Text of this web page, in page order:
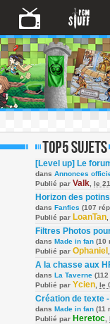
[Level up] Le
dans Annonces
Publié par Valk le
Horizon des potins
dans Fanfics (107
Publié par LoanTan
Filtres Photos
dans Made in fan (10
Publié par Ophaniel
A la chasse aux
dans La Taverne
Publié par Ycien le
Création de texte
dans Made in fan (11
Publié par Heretoc